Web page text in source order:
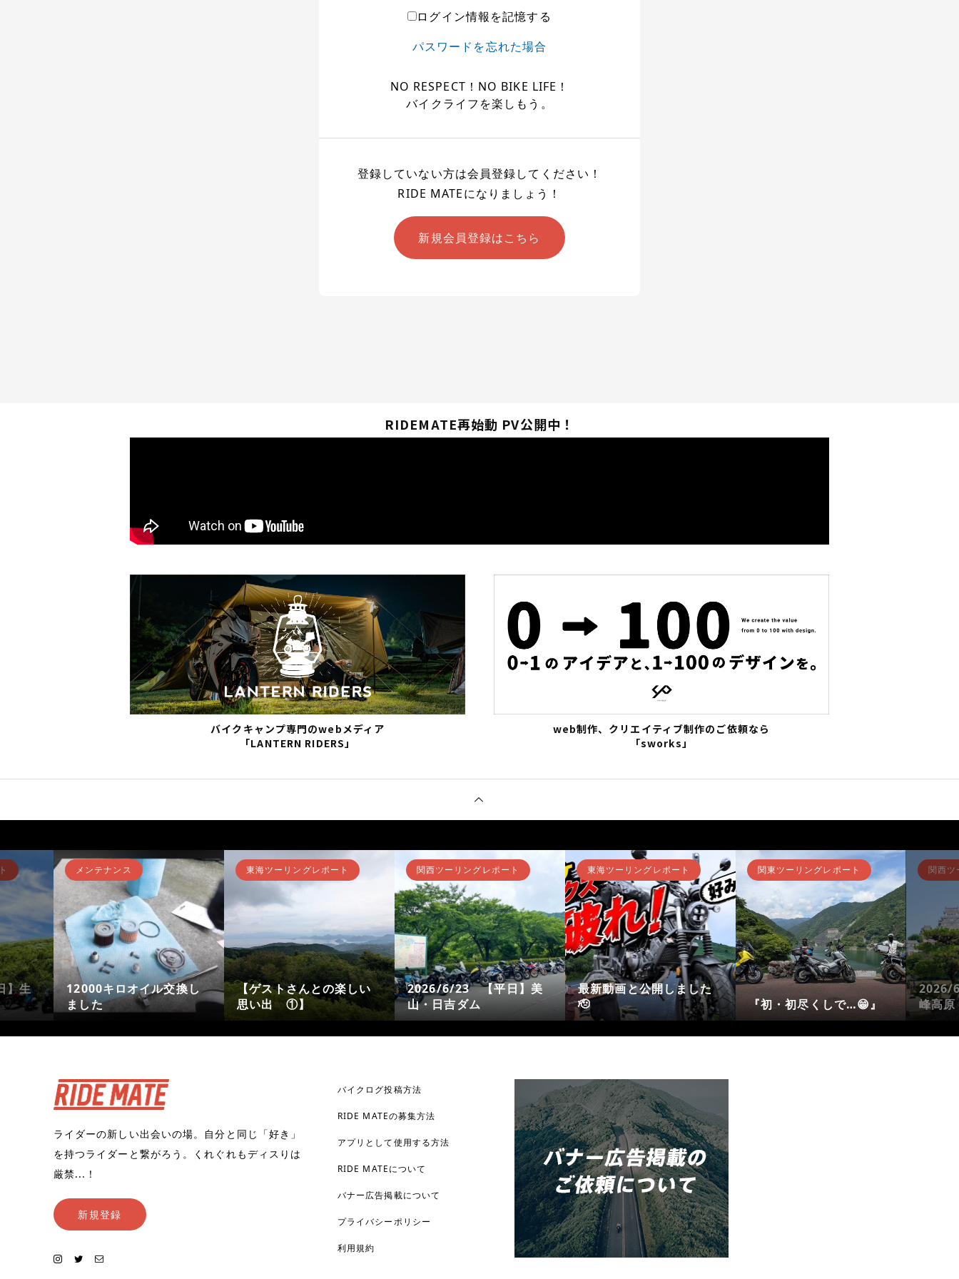
ログイン情報を記憶する
パスワードを忘れた場合
NO RESPECT！NO BIKE LIFE！
バイクライフを楽しもう。
登録していない方は会員登録してください！
RIDE MATEになりましょう！
新規会員登録はこちら
RIDEMATE再始動 PV公開中！
バイクキャンプ専門のwebメディア
「LANTERN RIDERS」
web制作、クリエイティブ制作のご依頼なら
「sworks」
】生
メンテナンス
12000キロオイル交換し
ました
東海ツーリングレポート
【ゲストさんとの楽しい
思い出 ①】
関西ツーリングレポート
2026/6/23 【平日】美
山・日吉ダム
東海ツーリングレポート
最新動画と公開しました
🫡
関東ツーリングレポート
『初・初尽くしで…😁』
関西ツ
2026/
峰高原
ライダーの新しい出会いの場。自分と同じ「好き」
を持つライダーと繋がろう。くれぐれもディスりは
厳禁...！
新規登録
バイクログ投稿方法
RIDE MATEの募集方法
アプリとして使用する方法
RIDE MATEについて
バナー広告掲載について
プライバシーポリシー
利用規約